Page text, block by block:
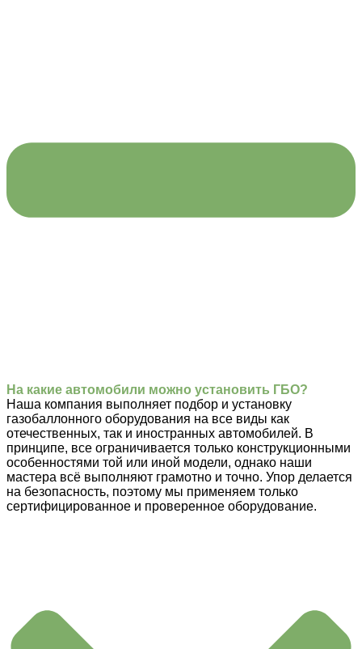
На какие автомобили можно установить ГБО?
Наша компания выполняет подбор и установку
газобаллонного оборудования на все виды как
отечественных, так и иностранных автомобилей. В
принципе, все ограничивается только конструкционными
особенностями той или иной модели, однако наши
мастера всё выполняют грамотно и точно. Упор делается
на безопасность, поэтому мы применяем только
сертифицированное и проверенное оборудование.